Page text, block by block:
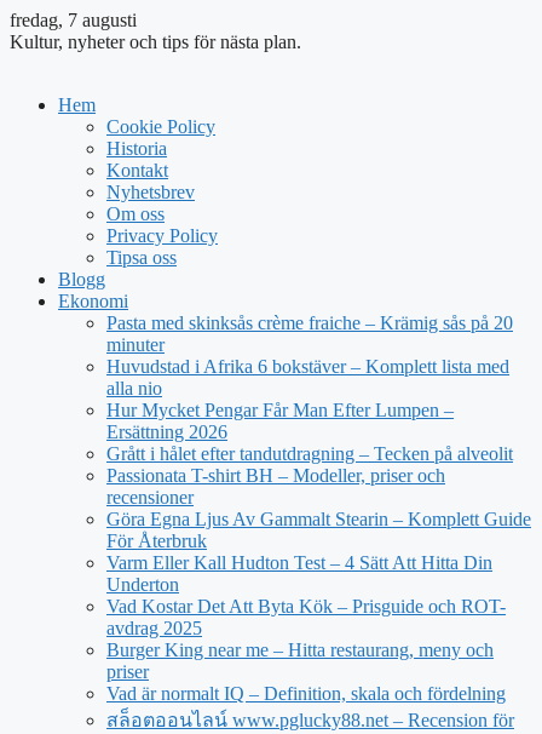
fredag, 7 augusti
Kultur, nyheter och tips för nästa plan.
Hem
Cookie Policy
Historia
Kontakt
Nyhetsbrev
Om oss
Privacy Policy
Tipsa oss
Blogg
Ekonomi
Pasta med skinksås crème fraiche – Krämig sås på 20
minuter
Huvudstad i Afrika 6 bokstäver – Komplett lista med
alla nio
Hur Mycket Pengar Får Man Efter Lumpen –
Ersättning 2026
Grått i hålet efter tandutdragning – Tecken på alveolit
Passionata T-shirt BH – Modeller, priser och
recensioner
Göra Egna Ljus Av Gammalt Stearin – Komplett Guide
För Återbruk
Varm Eller Kall Hudton Test – 4 Sätt Att Hitta Din
Underton
Vad Kostar Det Att Byta Kök – Prisguide och ROT-
avdrag 2025
Burger King near me – Hitta restaurang, meny och
priser
Vad är normalt IQ – Definition, skala och fördelning
สล็อตออนไลน์ www.pglucky88.net – Recension för